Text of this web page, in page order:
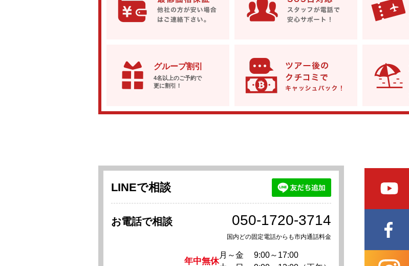
グループ割引
4名以上のご予約で
更に割引！
LINEで相談
お電話で相談 050-1720-3714
国内どの固定電話からも市内通話料金
年中無休
月～金
9:00～17:00